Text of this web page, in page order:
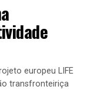
europeu LIFE
transfronteiriça